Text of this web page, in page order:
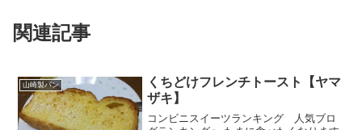
関連記事
山崎製パン
くちどけフレンチトースト【ヤマ
ザキ】
コンビニスイーツランキング 人気ブロ